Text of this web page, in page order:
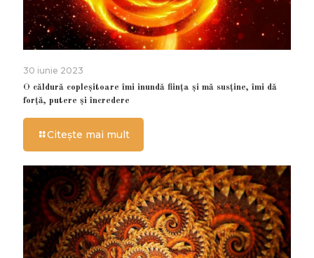
30 iunie 2023
O căldură copleșitoare îmi inundă ființa și mă susține, îmi dă
forță, putere și încredere
Citește mai mult